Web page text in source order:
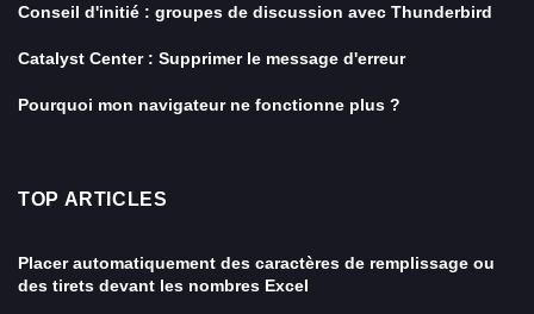
Conseil d'initié : groupes de discussion avec Thunderbird
Catalyst Center : Supprimer le message d'erreur
Pourquoi mon navigateur ne fonctionne plus ?
TOP ARTICLES
Placer automatiquement des caractères de remplissage ou
des tirets devant les nombres Excel